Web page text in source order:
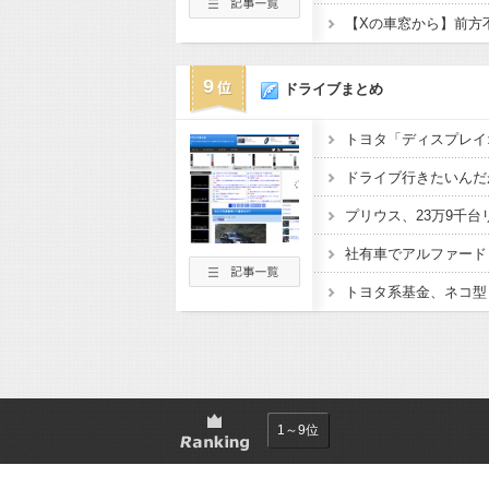
9 ドライブまとめ
ドライブ行きたいん
社有車でアルファー
トヨタ系基金、ネコ
1～9位